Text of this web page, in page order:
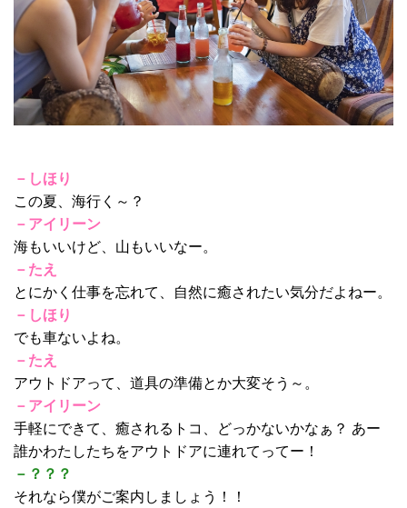
－しほり
この夏、海行く～？
－アイリーン
海もいいけど、山もいいなー。
－たえ
とにかく仕事を忘れて、自然に癒されたい気分だよねー。
－しほり
でも車ないよね。
－たえ
アウトドアって、道具の準備とか大変そう～。
－アイリーン
手軽にできて、癒されるトコ、どっかないかなぁ？ あー
誰かわたしたちをアウトドアに連れてってー！
－？？？
それなら僕がご案内しましょう！！